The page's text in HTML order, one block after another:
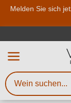
Melden Sie sich
Sie